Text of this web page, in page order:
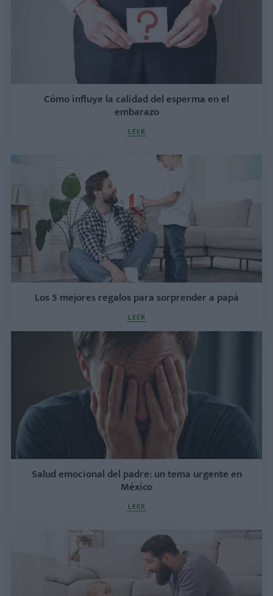
Cómo influye la calidad del esperma en el
embarazo
LEER
Los 5 mejores regalos para sorprender a papá
LEER
Salud emocional del padre: un tema urgente en
México
LEER